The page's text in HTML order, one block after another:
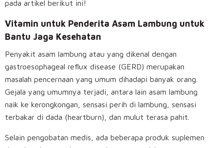
pada artikel berikut ini!
Vitamin untuk Penderita Asam Lambung untuk
Bantu Jaga Kesehatan
Penyakit asam lambung atau yang dikenal dengan
gastroesophageal reflux disease (GERD) merupakan
masalah pencernaan yang umum dihadapi banyak orang.
Gejala yang umumnya terjadi, antara lain asam lambung
naik ke kerongkongan, sensasi perih di lambung, sensasi
terbakar di dada (heartburn), dan mulut terasa pahit.
Selain pengobatan medis, ada beberapa produk suplemen